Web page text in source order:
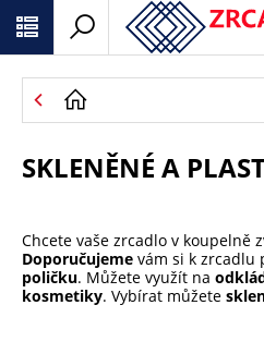
SKLENĚNÉ A
Chcete vaše zrcadlo v koupelně
Doporučujeme vám si k zrcadlu
poličku. Můžete využít na
kosmetiky. Vybírat můžete